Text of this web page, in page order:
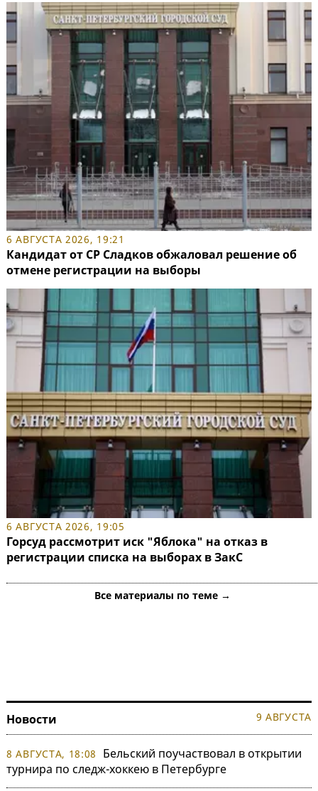
6 АВГУСТА 2026, 19:21
Кандидат от СР Сладков обжаловал решение об
отмене регистрации на выборы
6 АВГУСТА 2026, 19:05
Горсуд рассмотрит иск "Яблока" на отказ в
регистрации списка на выборах в ЗакС
Все материалы по теме →
Новости 9 АВГУСТА
8 АВГУСТА, 18:08
Бельский поучаствовал в открытии
турнира по следж-хоккею в Петербурге